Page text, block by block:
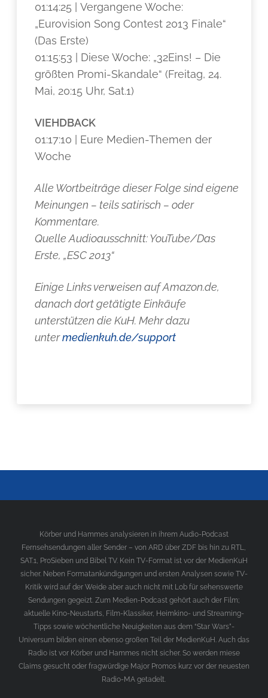
01:14:25 | Vergangene Woche:
„Eurovision Song Contest 2013 Finale“
(Das Erste)
01:15:53 | Diese Woche: „32Eins! – Die
größten Promi-Skandale“ (Freitag, 24.
Mai, 20:15 Uhr, Sat.1)
VIEHDBACK
01:17:10 | Eure Medien-Themen der
Woche
Alle Wortbeiträge dieser Folge sind eigene
Meinungen – teils satirisch – oder
Kommentare.
Quelle Audioausschnitt: YouTube/Das
Erste, „ESC 2013“
Einige Links verweisen auf Amazon.de,
danach dort getätigte Einkäufe
unterstützen die KuH. Mehr dazu
untermedienkuh.de/support
Körber und Hammes analysieren in ihrem Audio-Podcast
Fernsehsendungen aller Sender – von ARD über ZDF bis hin zu RTL,
SAT.1, ProSieben und Bibel TV. Kein TV-Format ist vor der MedienKuH
sicher. Neben Formatankündigungen und ersten Analysen sowie TV-
Kritik wird auf der Weide aber auch nicht mit Lob für sehenswerte
Sendungen gegeizt. Zum Medien-Podcast gehört auch der Film;
aktuelle Kino-Neustarts, Film-Klassiker, Heimkino- und Streaming-
Tipps sowie wöchentliche Neuigkeiten aus dem “Star Wars”-
Universum bilden einen ebenso großen Teil der MedienKuH. Auch das
Radio ist vor Körber und Hammes nicht sicher. So werden miese
Claims gesucht oder fragwürdige Major Promos kurz vor der neuesten
Radio-MA getadelt.